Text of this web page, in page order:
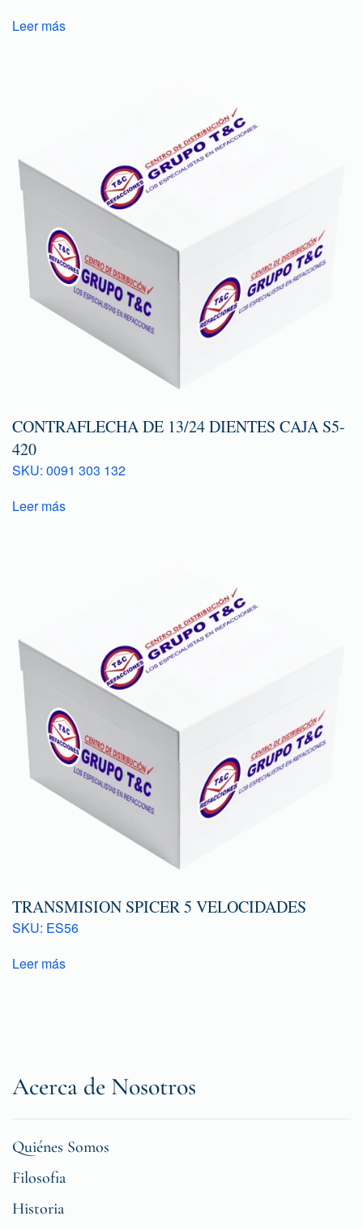
Leer más
CONTRAFLECHA DE 13/24 DIENTES CAJA S5-
420
SKU: 0091 303 132
Leer más
TRANSMISION SPICER 5 VELOCIDADES
SKU: ES56
Leer más
Acerca de Nosotros
Quiénes Somos
Filosofia
Historia